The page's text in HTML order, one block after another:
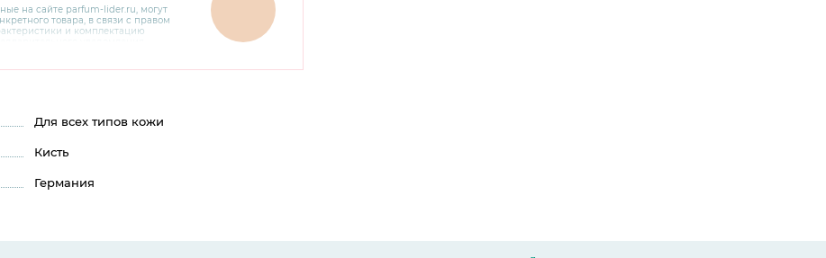
на сайте parfum-lider.ru, могут
товара, в связи с правом
и комплектацию
Для всех типов кожи
Кисть
Германия